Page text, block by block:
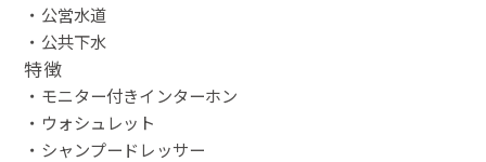
・公営水道
・公共下水
特徴
・モニター付きインターホン
・ウォシュレット
・シャンプードレッサー